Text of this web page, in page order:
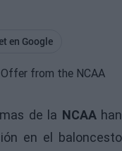
en Google
de la NCAAhan
en el baloncesto